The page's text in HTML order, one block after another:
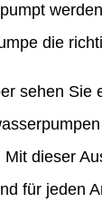
die
sehen Sie
Mit dieser
für jeden